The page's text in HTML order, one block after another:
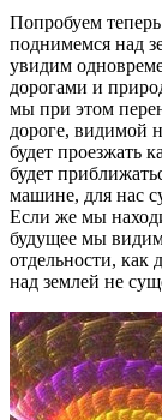
Попробуем
поднимемся над
увидим
дорогами и
мы при этом
дороге, видимой
будет проезжать
будет
машине, для нас
Если же мы
будущее мы
отдельности, как
над землей не